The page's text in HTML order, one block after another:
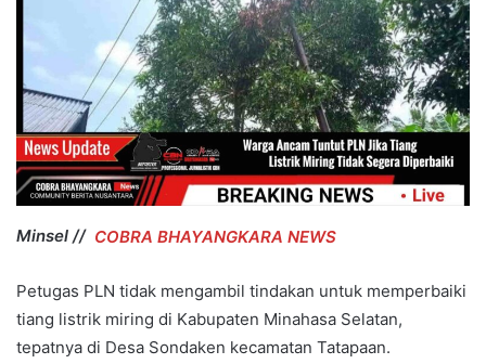
Minsel // COBRA BHAYANGKARA NEWS
Petugas PLN tidak mengambil tindakan untuk memperbaiki
tiang listrik miring di Kabupaten Minahasa Selatan,
tepatnya di Desa Sondaken kecamatan Tatapaan.